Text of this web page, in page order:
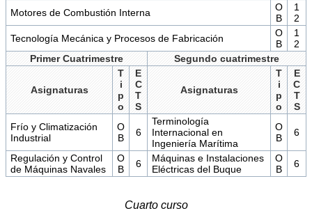
Motores de Combustión Interna
O
B
1
2
Tecnología Mecánica y Procesos de Fabricación
O
B
1
2
Primer Cuatrimestre
Segundo cuatrimestre
Asignaturas
T
i
p
o
E
C
T
S
Asignaturas
T
i
p
o
E
C
T
S
Frío y Climatización
Industrial
O
B
6
Terminología
Internacional en
Ingeniería Marítima
O
B
6
Regulación y Control
de Máquinas Navales
O
B
6
Máquinas e Instalaciones
Eléctricas del Buque
O
B
6
Cuarto curso